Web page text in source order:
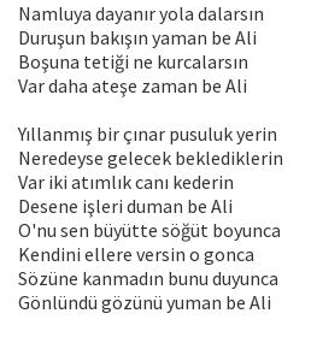
Namluya dayanır yola dalarsın
Duruşun bakışın yaman be Ali
Boşuna tetiği ne kurcalarsın
Var daha ateşe zaman be Ali
Yıllanmış bir çınar pusuluk yerin
Neredeyse gelecek beklediklerin
Var iki atımlık canı kederin
Desene işleri duman be Ali
O'nu sen büyütte söğüt boyunca
Kendini ellere versin o gonca
Sözüne kanmadın bunu duyunca
Gönlündü gözünü yuman be Ali